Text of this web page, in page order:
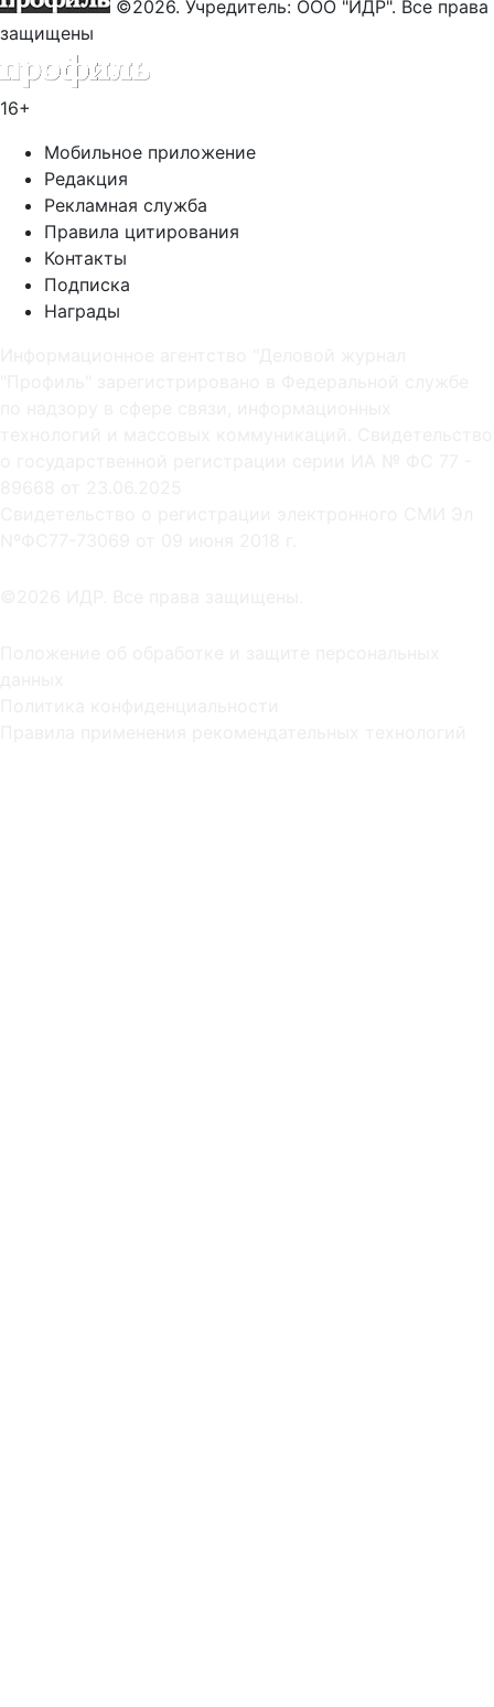
©2026. Учредитель: ООО "ИДР". Все права
защищены
16+
Мобильное приложение
Редакция
Рекламная служба
Правила цитирования
Контакты
Подписка
Награды